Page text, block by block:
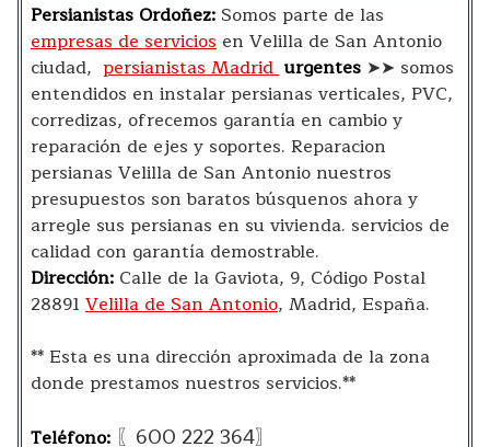
Persianistas Ordoñez: Somos parte de las
empresas de servicios en Velilla de San Antonio
ciudad, persianistas Madridurgentes ➤➤ somos
entendidos en instalar persianas verticales, PVC,
corredizas, ofrecemos garantía en cambio y
reparación de ejes y soportes. Reparacion
persianas Velilla de San Antonio nuestros
presupuestos son baratos búsquenos ahora y
arregle sus persianas en su vivienda. servicios de
calidad con garantía demostrable.
Dirección: Calle de la Gaviota, 9, Código Postal
28891 Velilla de San Antonio, Madrid, España.
** Esta es una dirección aproximada de la zona
donde prestamos nuestros servicios.**
Teléfono: 〖600 222 364〗